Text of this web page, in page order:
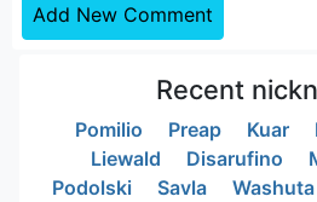
Add New Comment
Recent
Pomilio Preap Kuar
Liewald
Disarufino
Podolski
Savla Washuta